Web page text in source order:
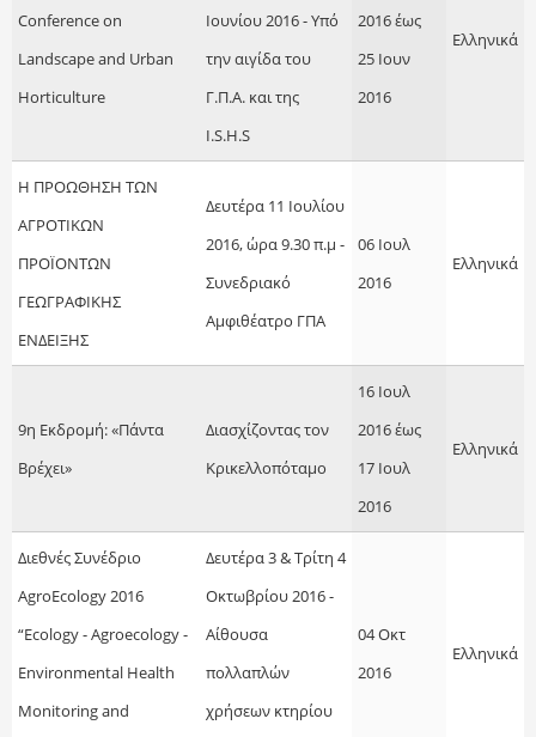
Conference on
Landscape and Urban
Horticulture
Ιουνίου 2016 - Υπό
την αιγίδα του
Γ.Π.Α. και της
I.S.H.S
2016έως
25 Ιουν
2016
Ελληνικά
Η ΠΡΟΩΘΗΣΗ ΤΩΝ
ΑΓΡΟΤΙΚΩΝ
ΠΡΟΪΟΝΤΩΝ
ΓΕΩΓΡΑΦΙΚΗΣ
ΕΝΔΕΙΞΗΣ
Δευτέρα 11 Ιουλίου
2016, ώρα 9.30 π.μ -
Συνεδριακό
Αμφιθέατρο ΓΠΑ
06 Ιουλ
2016
Ελληνικά
9η Εκδρομή: «Πάντα
Βρέχει»
Διασχίζοντας τον
Κρικελλοπόταμο
16 Ιουλ
2016έως
17 Ιουλ
2016
Ελληνικά
Διεθνές Συνέδριο
AgroEcology 2016
“Ecology - Agroecology -
Environmental Health
Monitoring and
Δευτέρα 3 & Τρίτη 4
Οκτωβρίου 2016 -
Αίθουσα
πολλαπλών
χρήσεων κτηρίου
04 Οκτ
2016
Ελληνικά